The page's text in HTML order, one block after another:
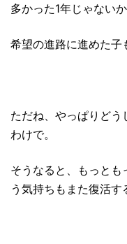
多かった1年じゃない
希望の進路に進めた子
ただね、やっぱりどう
わけで。
そうなると、もっと
う気持ちもまた復活す